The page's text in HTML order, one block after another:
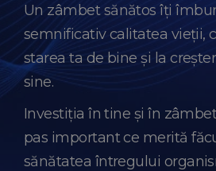
Un zâmbet sănătos îți
semnificativ calitatea vieții,
starea ta de bine și la
sine.
Investiția în tine și în
pas important ce merită
sănătatea întregului